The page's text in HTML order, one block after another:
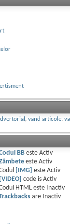
, vand articole,
BBeste Activ
este Activ
[IMG] este Activ
[VIDEO] code is Activ
HTML este
Inactiv
are
Inactiv